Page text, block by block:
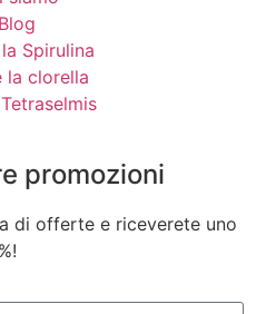
Blog
Spirulina
la clorella
promozioni
di offerte e riceverete uno